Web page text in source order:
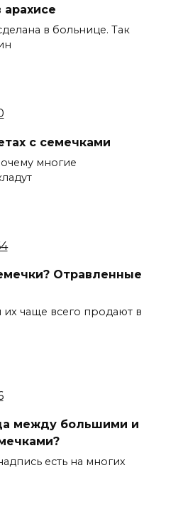
в больнице. Так
с семечками
многие
Отравленные
их чаще всего продают в
между большими и
есть на многих